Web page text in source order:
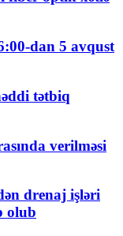
dan 5 avqust
tətbiq
verilməsi
drenaj işləri
olub